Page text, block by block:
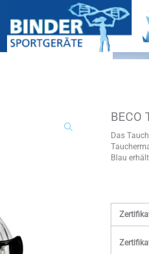
BECO
Das
Blau
BECO
Set
ARI
4+